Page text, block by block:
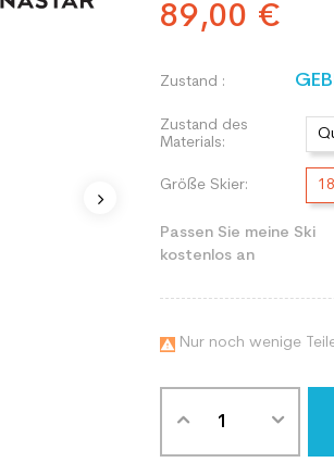
89,00 €
Zustand :
Zustand des
Materials:
Größe Skier:
Passen Sie meine Ski
kostenlos an
 Nur noch wenige